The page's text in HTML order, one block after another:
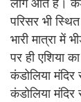
लोग आते हैं।
परिसर भी स्थित
भारी मात्रा में
पर ही एशिया
कंडोलिया मंदिर
कंडोलिया